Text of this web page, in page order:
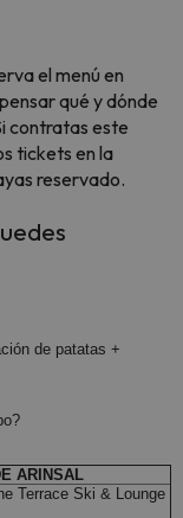
el menú en
qué y dónde
contratas este
tickets en la
reservado.
de patatas +
ARINSAL
Terrace Ski & Lounge